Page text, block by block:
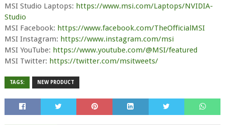
MSI Studio Laptops: https://www.msi.com/Laptops/NVIDIA-
Studio
MSI Facebook: https://www.facebook.com/TheOfficialMSI
MSI Instagram: https://www.instagram.com/msi
MSI YouTube: https://www.youtube.com/@MSI/featured
MSI Twitter: https://twitter.com/msitweets/
TAGS: NEW PRODUCT